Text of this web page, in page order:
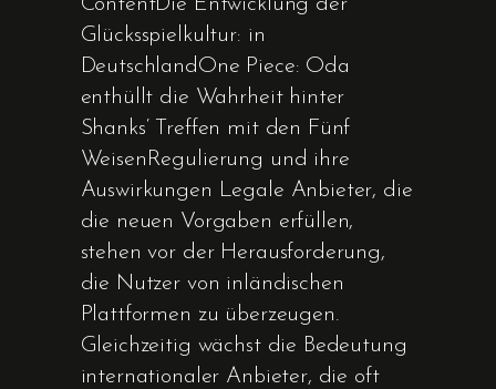
ContentDie Entwicklung der
Glücksspielkultur: in
DeutschlandOne Piece: Oda
enthüllt die Wahrheit hinter
Shanks‘ Treffen mit den Fünf
WeisenRegulierung und ihre
Auswirkungen Legale Anbieter, die
die neuen Vorgaben erfüllen,
stehen vor der Herausforderung,
die Nutzer von inländischen
Plattformen zu überzeugen.
Gleichzeitig wächst die Bedeutung
internationaler Anbieter, die oft